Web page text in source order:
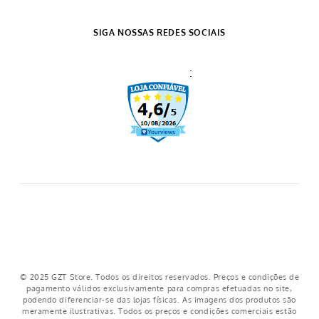
Política de PrivacidadeSIGA NOSSAS REDES SOCIAIS
:
© 2025 GZT Store. Todos os direitos reservados. Preços e condições de
pagamento válidos exclusivamente para compras efetuadas no site,
podendo diferenciar-se das lojas físicas. As imagens dos produtos são
meramente ilustrativas. Todos os preços e condições comerciais estão